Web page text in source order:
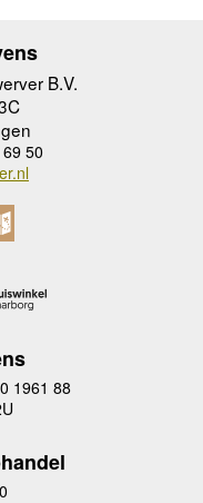
B.V.
50
1961 88